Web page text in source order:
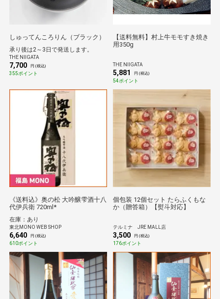
しゅってんころりん（ブラック）
承り後は2～3日で発送します。
THE NIIGATA
7,700 円 (税込)
355ポイント
【送料無料】村上牛モモすき焼き
用350g
THE NIIGATA
5,881 円 (税込)
54ポイント
《送料込》奥の松 大吟醸雫酒十八
代伊兵衛 720ml*
在庫：あり
東北MONO WEB SHOP
6,640 円 (税込)
610ポイント
個包装 12個セット たらふくもな
か（贈答箱）【熨斗対応】
テルミナ JRE MALL店
3,500 円 (税込)
176ポイント